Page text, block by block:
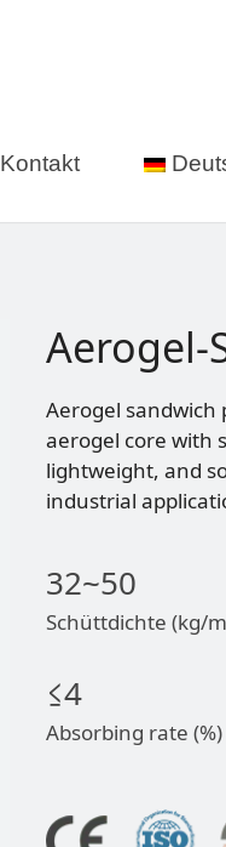
Kontakt
Aerogel-
Aerogel
aerogel core with
lightweight, and
industrial
32~50
Schüttdichte (kg/
≤4
Absorbing rate (%)